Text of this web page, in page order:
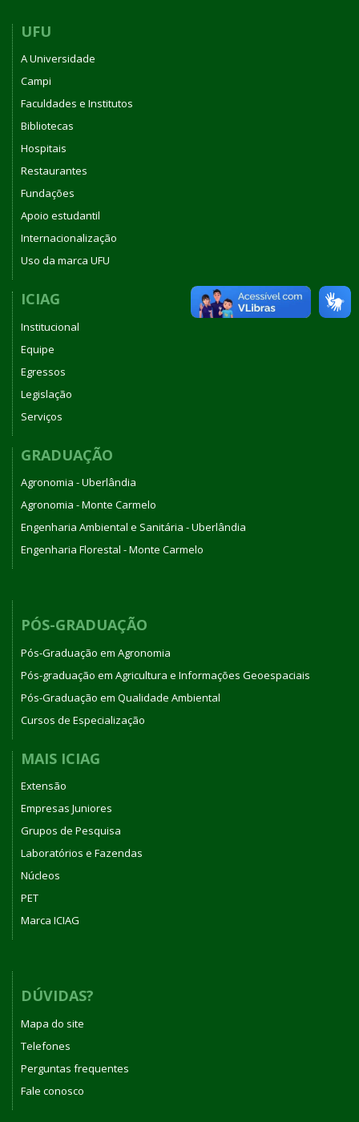
UFU
A Universidade
Campi
Faculdades e Institutos
Bibliotecas
Hospitais
Restaurantes
Fundações
Apoio estudantil
Internacionalização
Uso da marca UFU
ICIAG
Institucional
Equipe
Egressos
Legislação
Serviços
GRADUAÇÃO
Agronomia - Uberlândia
Agronomia - Monte Carmelo
Engenharia Ambiental e Sanitária - Uberlândia
Engenharia Florestal - Monte Carmelo
PÓS-GRADUAÇÃO
Pós-Graduação em Agronomia
Pós-graduação em Agricultura e Informações Geoespaciais
Pós-Graduação em Qualidade Ambiental
Cursos de Especialização
MAIS ICIAG
Extensão
Empresas Juniores
Grupos de Pesquisa
Laboratórios e Fazendas
Núcleos
PET
Marca ICIAG
DÚVIDAS?
Mapa do site
Telefones
Perguntas frequentes
Fale conosco